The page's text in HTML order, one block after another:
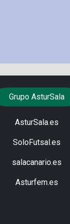
Grupo AsturSala
AsturSala.es
SoloFutsal.es
salacanario.es
Asturfem.es